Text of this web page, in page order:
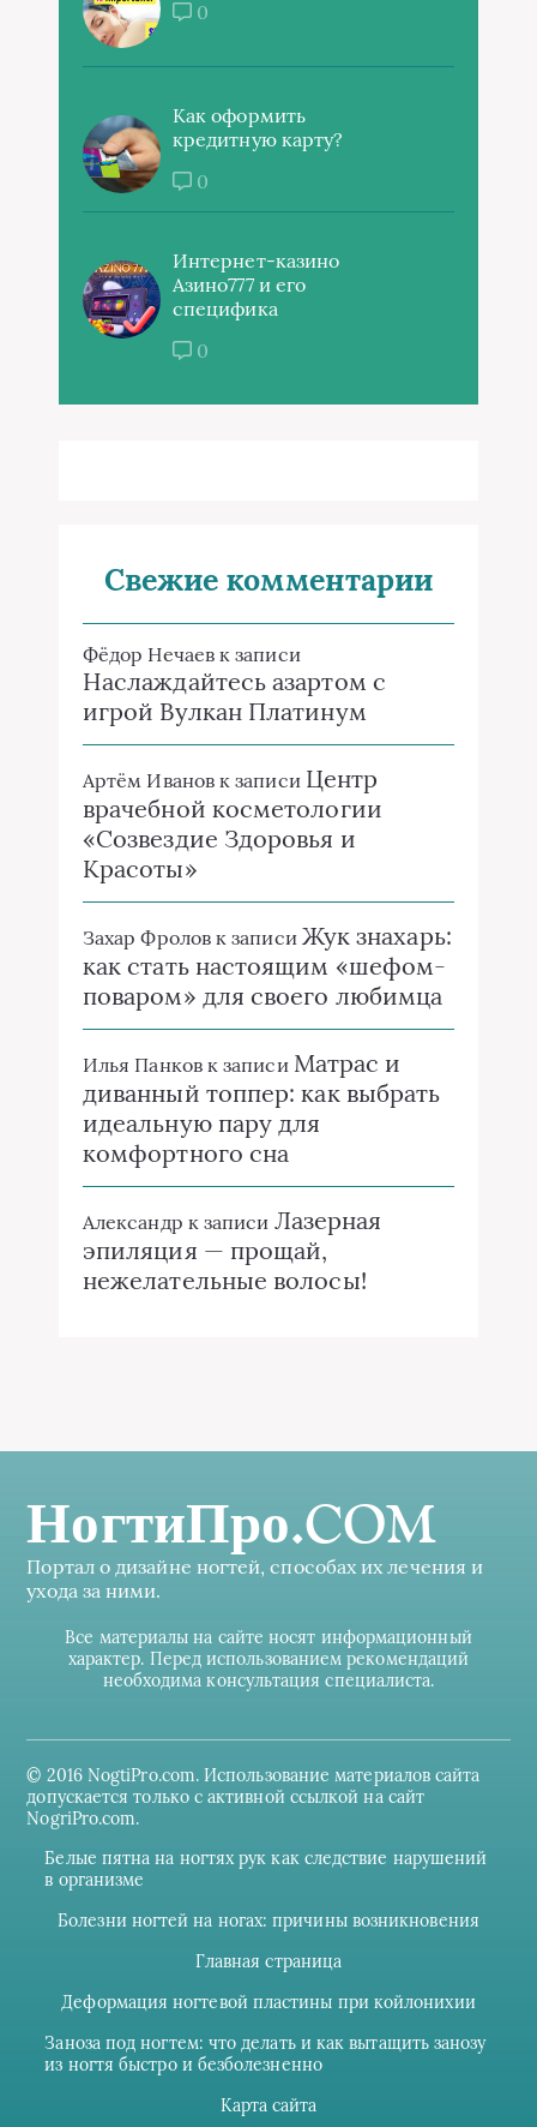
0
Как оформить
кредитную карту?
0
Интернет-казино
Азино777 и его
специфика
0
Свежие комментарии
Фёдор Нечаевк записи
Наслаждайтесь азартом с
игрой Вулкан Платинум
Артём Ивановк записи Центр
врачебной косметологии
«Созвездие Здоровья и
Красоты»
Захар Фроловк записи Жук знахарь:
как стать настоящим «шефом-
поваром» для своего любимца
Илья Панковк записи Матрас и
диванный топпер: как выбрать
идеальную пару для
комфортного сна
Александр к записи Лазерная
эпиляция — прощай,
нежелательные волосы!
НогтиПро.COM
Портал о дизайне ногтей, способах их лечения и
ухода за ними.
Все материалы на сайте носят информационный
характер. Перед использованием рекомендаций
необходима консультация специалиста.
© 2016 NogtiPro.com. Использование материалов сайта
допускается только с активной ссылкой на сайт
NogriPro.com.
Белые пятна на ногтях рук как следствие нарушений
в организме
Болезни ногтей на ногах: причины возникновения
Главная страница
Деформация ногтевой пластины при койлонихии
Заноза под ногтем: что делать и как вытащить занозу
из ногтя быстро и безболезненно
Карта сайта